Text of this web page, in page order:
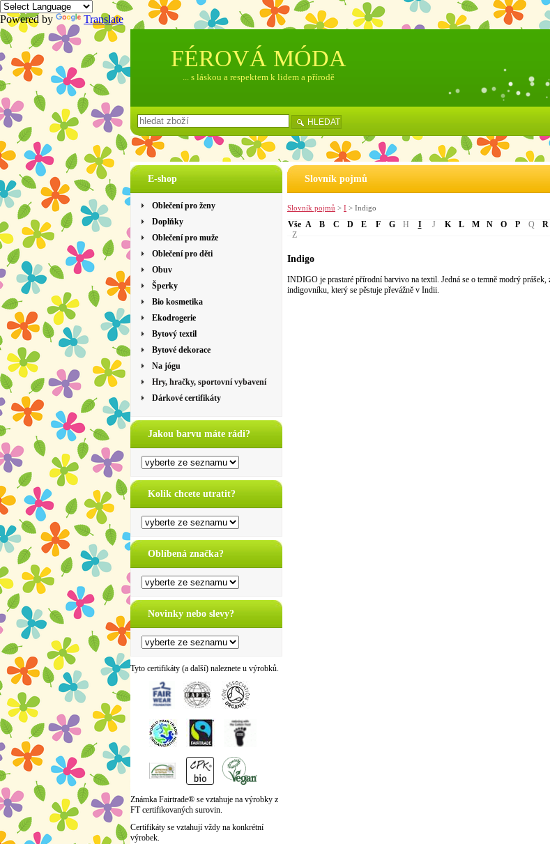
Powered by Translate
E-shop
Oblečení pro ženy
Doplňky
Oblečení pro muže
Oblečení pro děti
Obuv
Šperky
Bio kosmetika
Ekodrogerie
Bytový textil
Bytové dekorace
Na jógu
Hry, hračky, sportovní vybavení
Dárkové certifikáty
Jakou barvu máte rádi?
Kolik chcete utratit?
Oblíbená značka?
Novinky nebo slevy?
Tyto certifikáty (a další) naleznete u výrobků.
Známka Fairtrade® se vztahuje na výrobky z
FT certifikovaných surovin.
Certifikáty se vztahují vždy na konkrétní
výrobek.
Slovník pojmů
Slovník pojmů > I > Indigo
Vše A B C D E F G H I J K L M N O P Q R
Z
Indigo
INDIGO je prastaré přírodní barvivo na textil. Jedná se o temně modrý prášek,
indigovníku, který se pěstuje převážně v Indii.
FÉROVÁ MÓDA
... s láskou a respektem k lidem a přírodě
HLEDAT